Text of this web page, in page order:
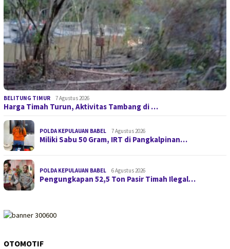
BELITUNG TIMUR 7 Agustus 2026
Harga Timah Turun, Aktivitas Tambang di …
POLDA KEPULAUAN BABEL 7 Agustus 2026
Miliki Sabu 50 Gram, IRT di Pangkalpinan…
POLDA KEPULAUAN BABEL 6 Agustus 2026
Pengungkapan 52,5 Ton Pasir Timah Ilegal…
OTOMOTIF